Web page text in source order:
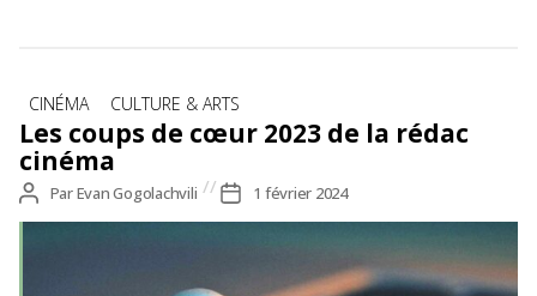
Catégories
CINÉMA CULTURE & ARTS
Les coups de cœur 2023 de la rédac
cinéma
Auteur
de
ParEvan Gogolachvili
Date
de
1 février 2024